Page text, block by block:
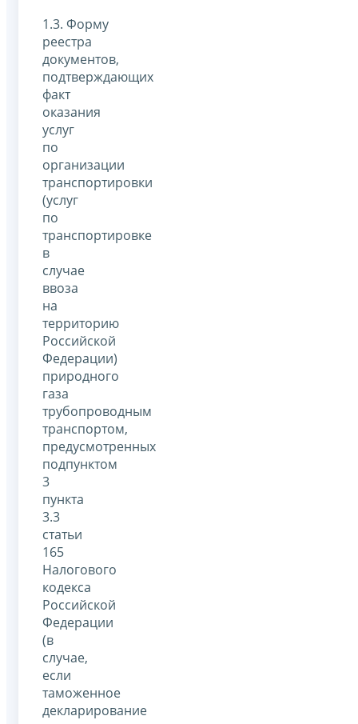
1.3. Форму
реестра
документов,
подтверждающих
факт
оказания
услуг
по
организации
транспортировки
(услуг
по
транспортировке
в
случае
ввоза
на
территорию
Российской
Федерации)
природного
газа
трубопроводным
транспортом,
предусмотренных
подпунктом
3
пункта
3.3
статьи
165
Налогового
кодекса
Российской
Федерации
(в
случае,
если
таможенное
декларирование